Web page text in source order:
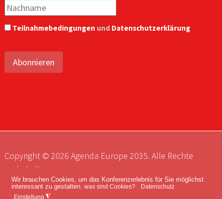
Wir brauchen Cookies, um das Konferenzerlebnis für Sie möglichst
interessant zu gestalten. was sind Cookies? Datenschutz
Einstellung ◮
Teilnahmebedingungen und Datenschutzerklärung
Abonnieren
Copyright © 2026 Agenda Europe 2035. Alle Rechte
vorbehalten.
Impressum
Kontakt Datenschutz